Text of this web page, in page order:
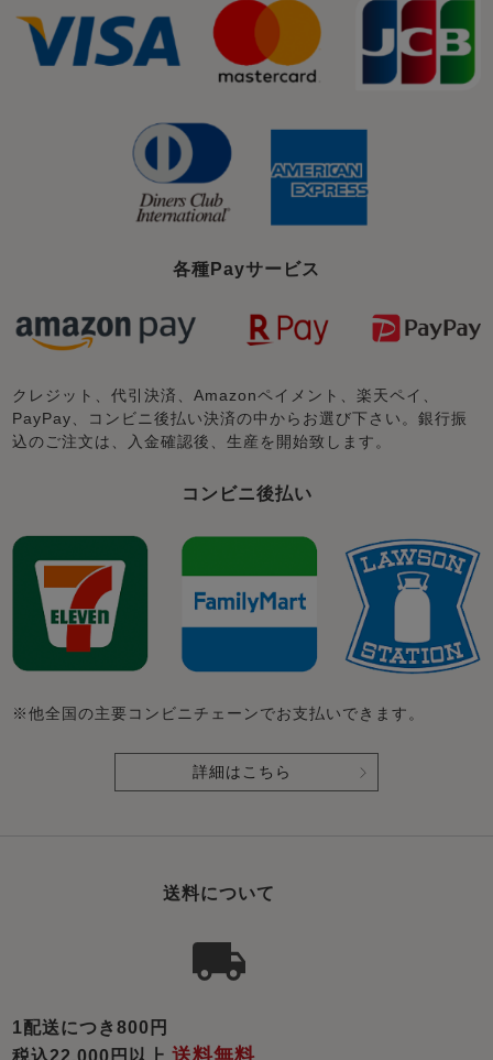
各種Payサービス
クレジット、代引決済、Amazonペイメント、楽天ペイ、
PayPay、コンビニ後払い決済の中からお選び下さい。銀行振
込のご注文は、入金確認後、生産を開始致します。
コンビニ後払い
※他全国の主要コンビニチェーンでお支払いできます。
詳細はこちら
送料について
1配送につき800円
税込22,000円以上送料無料